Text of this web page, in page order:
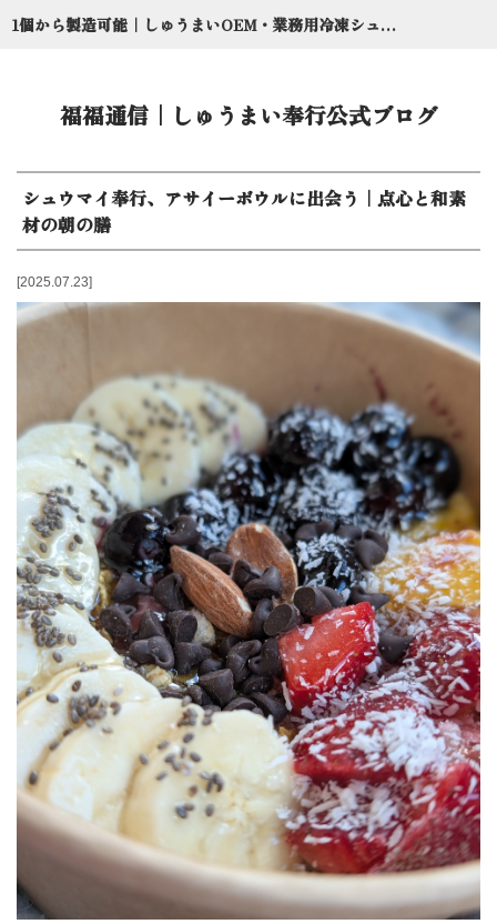
1個から製造可能｜しゅうまいOEM・業務用冷凍シュウマイ委託のしゅうまい奉行【京都点心福】
福福通信｜しゅうまい奉行公式ブログ
2025.07.23
シュウマイ奉行、アサイーボウルに出会う｜点心と和素
材の朝の膳